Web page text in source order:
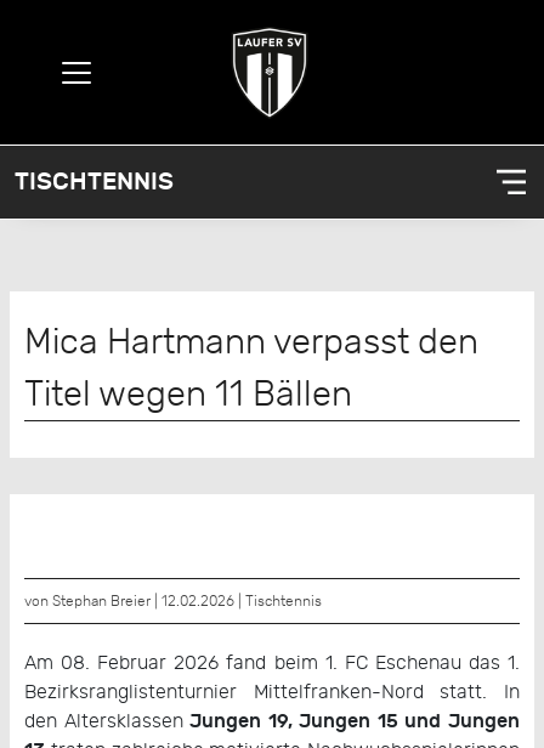
TISCHTENNIS
Mica Hartmann verpasst den
Titel wegen 11 Bällen
von Stephan Breier | 12.02.2026 | Tischtennis
Am 08. Februar 2026 fand beim 1. FC Eschenau das 1.
Bezirksranglistenturnier Mittelfranken-Nord statt. In
den AltersklassenJungen 19, Jungen 15 und Jungen